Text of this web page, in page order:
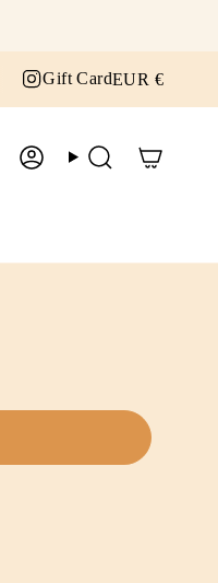
Instagram
Gift Card EUR €
AccountZoek